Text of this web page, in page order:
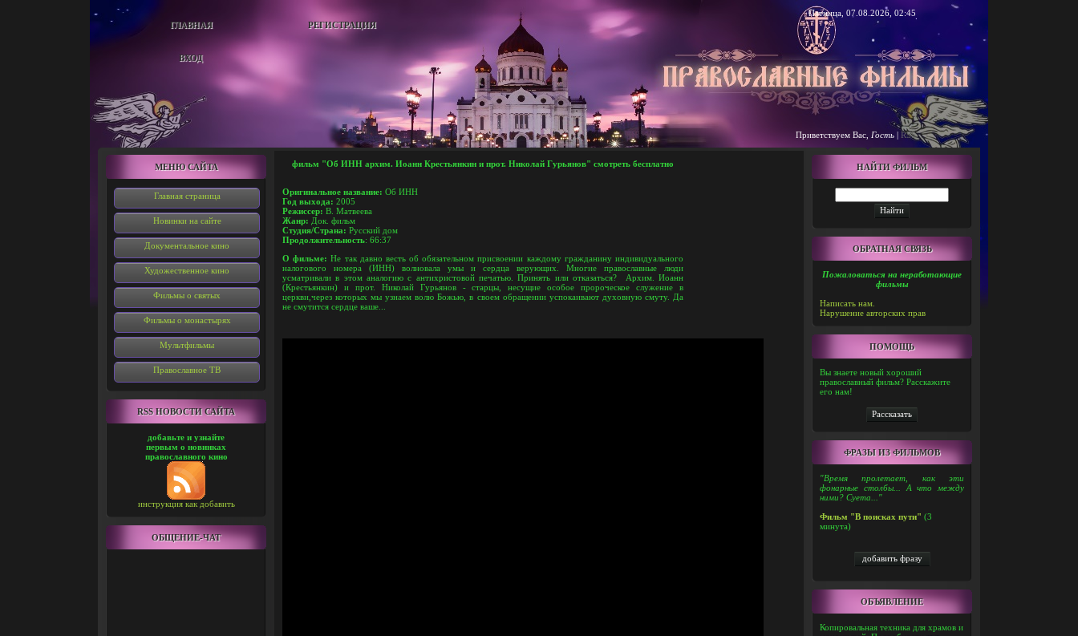
ГЛАВНАЯ РЕГИСТРАЦИЯ
ВХОД
Пятница, 07.08.2026, 02:45
Приветствуем Вас Гость | RSS
МЕНЮ САЙТА
Главная страница
Новинки на сайте
Документальное кино
Художественное кино
Фильмы о святых
Фильмы о монастырях
Мультфильмы
Православное ТВ
RSS НОВОСТИ САЙТА
добавьте и узнайте
первым о новинках
православного кино
инструкция как добавить
ОБЩЕНИЕ-ЧАТ
фильм "Об ИНН архим. Иоанн Крестьянкин и прот. Николай Гурьянов" смотреть бесплатно
Оригинальное название: Об ИНН
Год выхода: 2005
Режиссер: В. Матвеева
Жанр: Док. фильм
Студия/Страна: Русский дом
Продолжительность: 66:37
О фильме: Не так давно весть об обязательном присвоении каждому гражданину индивидуального
налогового номера (ИНН) волновала умы и сердца верующих. Многие православные люди
усматривали в этом аналогию с антихристовой печатью. Принять или отказаться? Архим. Иоанн
(Крестьянкин) и прот. Николай Гурьянов - старцы, несущие особое пророческое служение в
церкви,через которых мы узнаем волю Божью, в своем обращении успокаивают духовную смуту. Да
не смутится сердце ваше...
НАЙТИ ФИЛЬМ
ОБРАТНАЯ СВЯЗЬ
Пожаловаться на неработающие
фильмы
Написать нам.
Нарушение авторских прав
ПОМОЩЬ
Вы знаете новый хороший
православный фильм? Расскажите
его нам!
ФРАЗЫ ИЗ ФИЛЬМОВ
"Время пролетает, как эти
фонарные столбы... А что между
ними? Суета..."
Фильм "В поисках пути" (3
минута)
ОБЪЯВЛЕНИЕ
Копировальная техника для храмов и